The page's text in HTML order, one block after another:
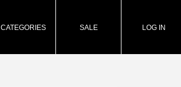
CATEGORIES SALE LOG IN